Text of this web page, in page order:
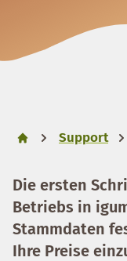
Support
Die ersten
Betriebs in
Stammdaten
Ihre Preise